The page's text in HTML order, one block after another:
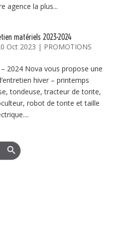
agence la plus...
matériels 2023-2024
Oct 2023 | PROMOTIONS
2024 Nova vous propose une
hiver – printemps
tondeuse, tracteur de tonte,
robot de tonte et taille
Search Button